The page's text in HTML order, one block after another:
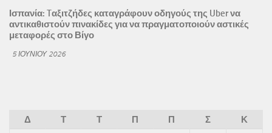
Ισπανία: Tαξιτζήδες καταγράφουν οδηγούς της Uber να
αντικαθιστούν πινακίδες για να πραγματοποιούν αστικές
μεταφορές στο Βίγο
5 ΙΟΥΝΊΟΥ 2026
Δ Τ Τ Π Π Σ
Κ